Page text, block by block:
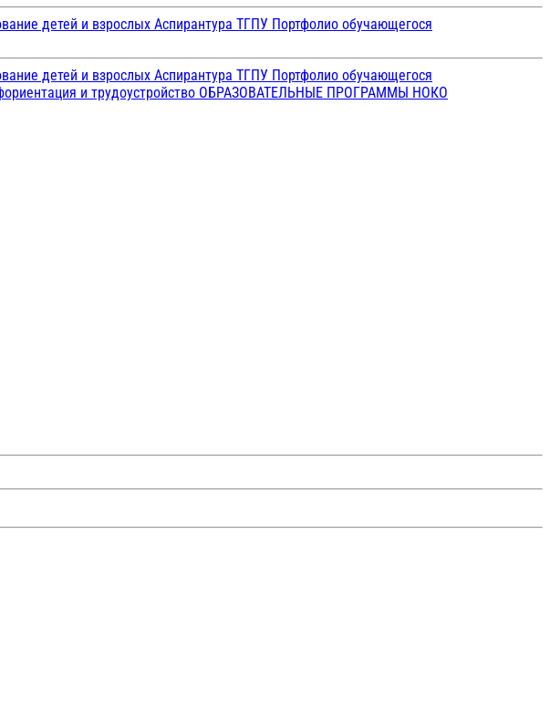
детей и взрослых Аспирантура ТГПУ Портфолио обучающегося
детей и взрослых Аспирантура ТГПУ Портфолио обучающегося
и трудоустройство ОБРАЗОВАТЕЛЬНЫЕ ПРОГРАММЫ НОКО